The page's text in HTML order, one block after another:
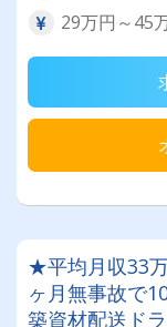
29万円～45
★平均月収33
ヶ月無事故で
築資材配送ド